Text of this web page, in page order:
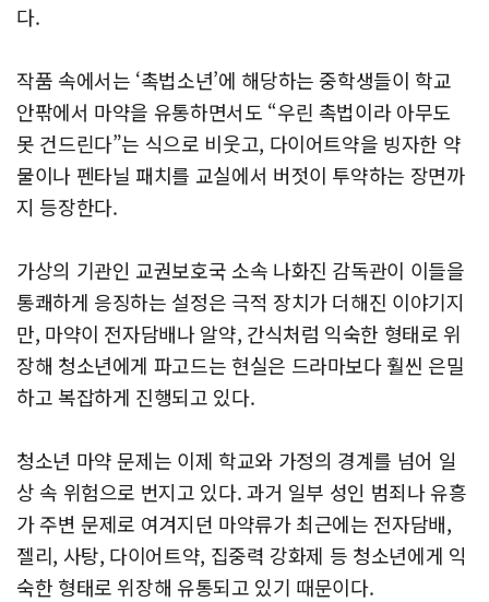
다.
작품 속에서는 ‘촉법소년’에 해당하는 중학생들이 학교
안팎에서 마약을 유통하면서도 “우린 촉법이라 아무도
못 건드린다”는 식으로 비웃고, 다이어트약을 빙자한 약
물이나 펜타닐 패치를 교실에서 버젓이 투약하는 장면까
지 등장한다.
가상의 기관인 교권보호국 소속 나화진 감독관이 이들을
통쾌하게 응징하는 설정은 극적 장치가 더해진 이야기지
만, 마약이 전자담배나 알약, 간식처럼 익숙한 형태로 위
장해 청소년에게 파고드는 현실은 드라마보다 훨씬 은밀
하고 복잡하게 진행되고 있다.
청소년 마약 문제는 이제 학교와 가정의 경계를 넘어 일
상 속 위험으로 번지고 있다. 과거 일부 성인 범죄나 유흥
가 주변 문제로 여겨지던 마약류가 최근에는 전자담배,
젤리, 사탕, 다이어트약, 집중력 강화제 등 청소년에게 익
숙한 형태로 위장해 유통되고 있기 때문이다.